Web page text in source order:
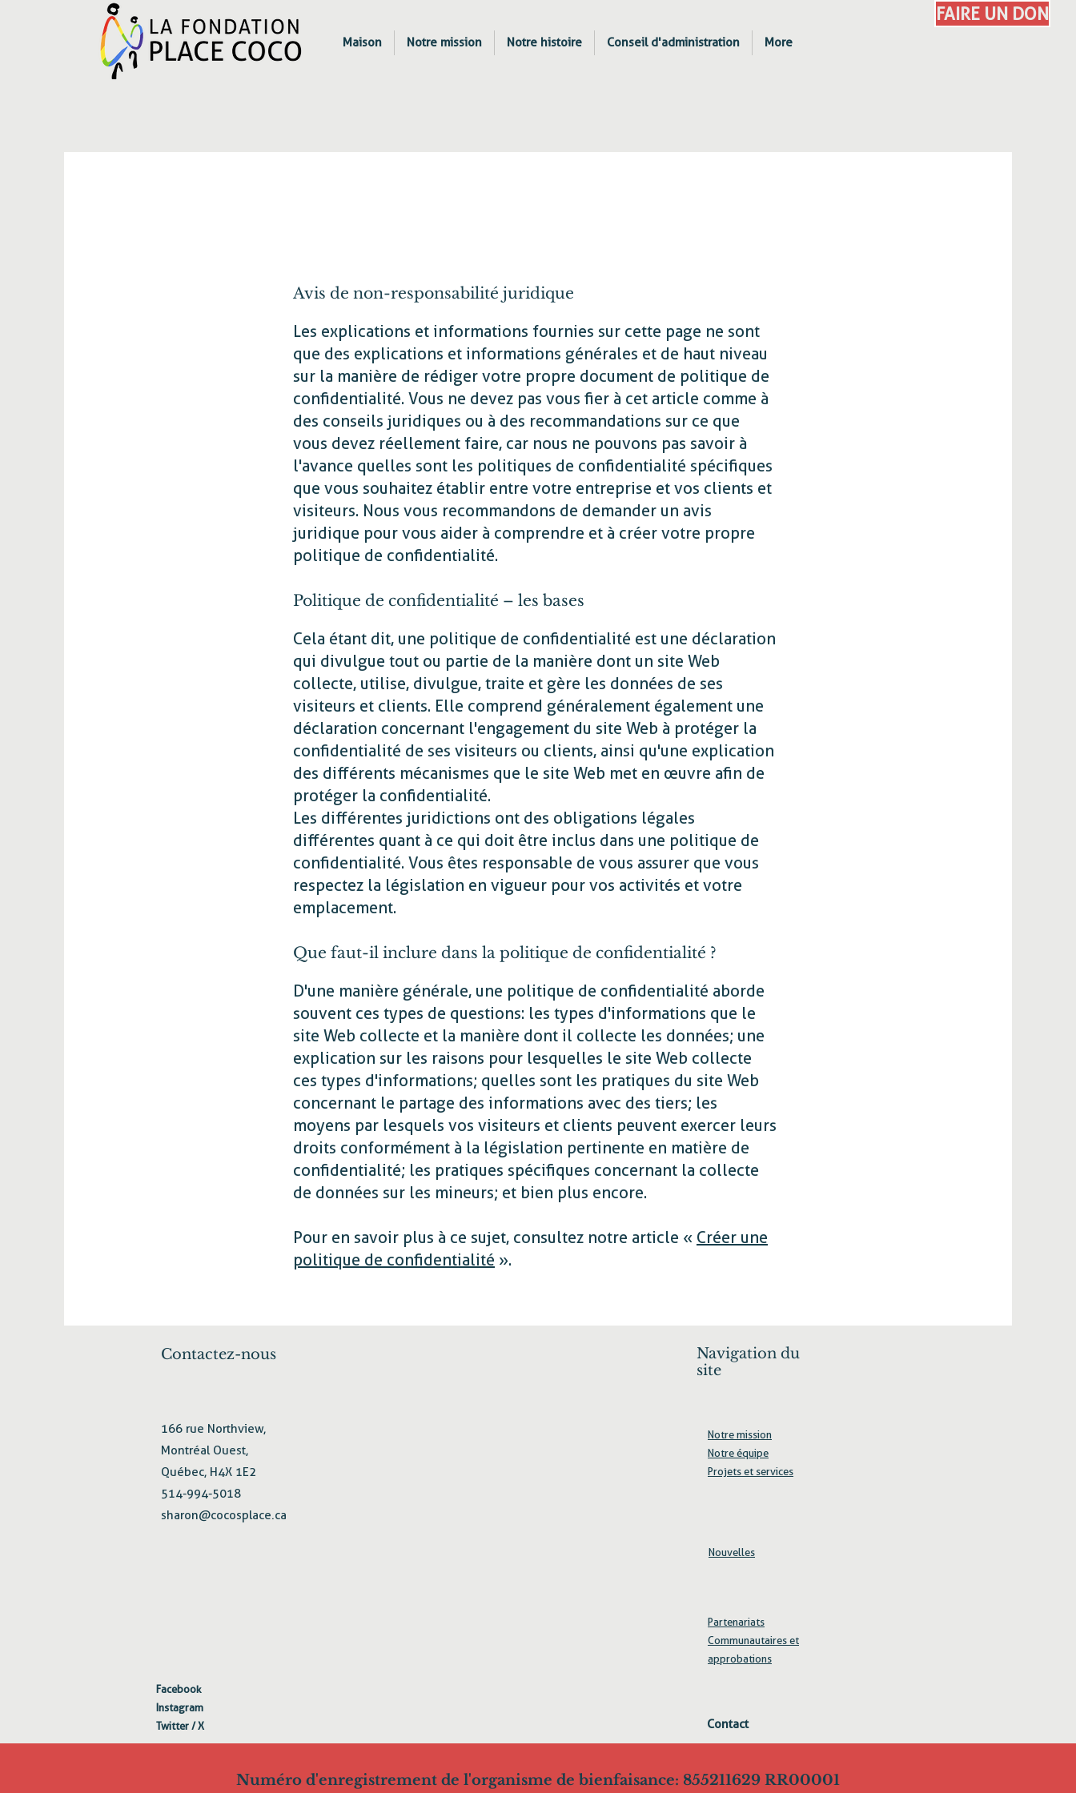
Maison Notre mission Notre histoire Conseil d'administration More
FAIRE UN DON
Avis de non-responsabilité juridique
Les explications et informations fournies sur cette page ne sont
que des explications et informations générales et de haut niveau
sur la manière de rédiger votre propre document de politique de
confidentialité. Vous ne devez pas vous fier à cet article comme à
des conseils juridiques ou à des recommandations sur ce que
vous devez réellement faire, car nous ne pouvons pas savoir à
l'avance quelles sont les politiques de confidentialité spécifiques
que vous souhaitez établir entre votre entreprise et vos clients et
visiteurs. Nous vous recommandons de demander un avis
juridique pour vous aider à comprendre et à créer votre propre
politique de confidentialité.
Politique de confidentialité – les bases
Cela étant dit, une politique de confidentialité est une déclaration
qui divulgue tout ou partie de la manière dont un site Web
collecte, utilise, divulgue, traite et gère les données de ses
visiteurs et clients. Elle comprend généralement également une
déclaration concernant l'engagement du site Web à protéger la
confidentialité de ses visiteurs ou clients, ainsi qu'une explication
des différents mécanismes que le site Web met en œuvre afin de
protéger la confidentialité.
Les différentes juridictions ont des obligations légales
différentes quant à ce qui doit être inclus dans une politique de
confidentialité. Vous êtes responsable de vous assurer que vous
respectez la législation en vigueur pour vos activités et votre
emplacement.
Que faut-il inclure dans la politique de confidentialité ?
D'une manière générale, une politique de confidentialité aborde
souvent ces types de questions : les types d'informations que le
site Web collecte et la manière dont il collecte les données ; une
explication sur les raisons pour lesquelles le site Web collecte
ces types d'informations ; quelles sont les pratiques du site Web
concernant le partage des informations avec des tiers ; les
moyens par lesquels vos visiteurs et clients peuvent exercer leurs
droits conformément à la législation pertinente en matière de
confidentialité ; les pratiques spécifiques concernant la collecte
de données sur les mineurs ; et bien plus encore.
Pour en savoir plus à ce sujet, consultez notre article « Créer une
politique de confidentialité ».
Contactez-nous
166 rue Northview,
Montréal Ouest,
Québec, H4X 1E2
514-994-5018
sharon@cocosplace.ca
Navigation du
site
Notre mission
Notre équipe
Projets et services
Nouvelles
Partenariats
Communautaires et
approbations
Facebook
Instagram
Twitter / X
Contact
Numéro d'enregistrement de l'organisme de bienfaisance: 855211629 RR00001